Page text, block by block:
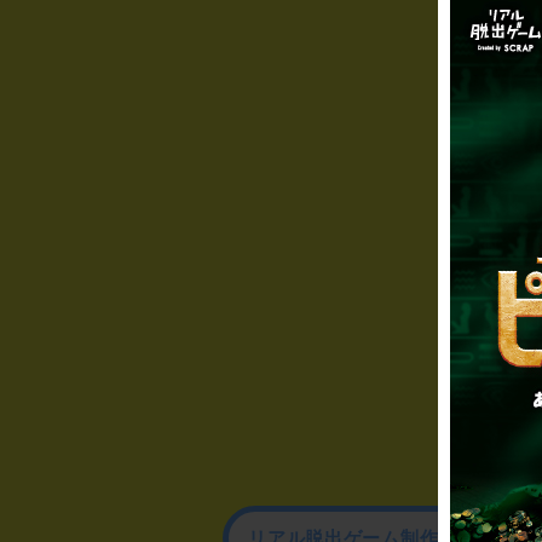
リアル脱出ゲーム制作のお問い合